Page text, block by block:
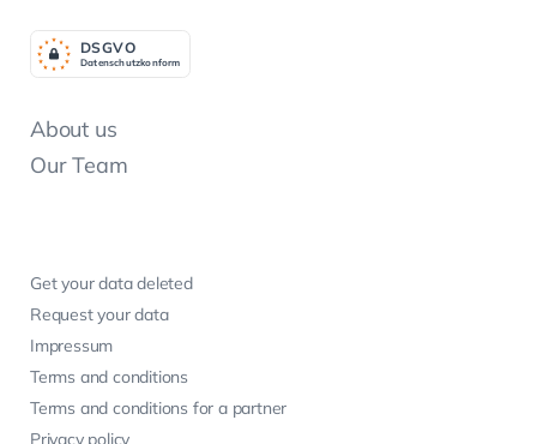
About us
Our Team
Get your data deleted
Request your data
Impressum
Terms and conditions
Terms and conditions for a partner
Datenschutzkonform
DSGVO